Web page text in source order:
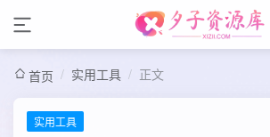
首页 / 实用工具 / 正文
实用工具